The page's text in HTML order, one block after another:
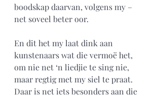
boodskap daarvan, volgens my –
net soveel beter oor.
En dit het my laat dink aan
kunstenaars wat die vermoë het,
om nie net ‘n liedjie te sing nie,
maar regtig met my siel te praat.
Daar is net iets besonders aan die